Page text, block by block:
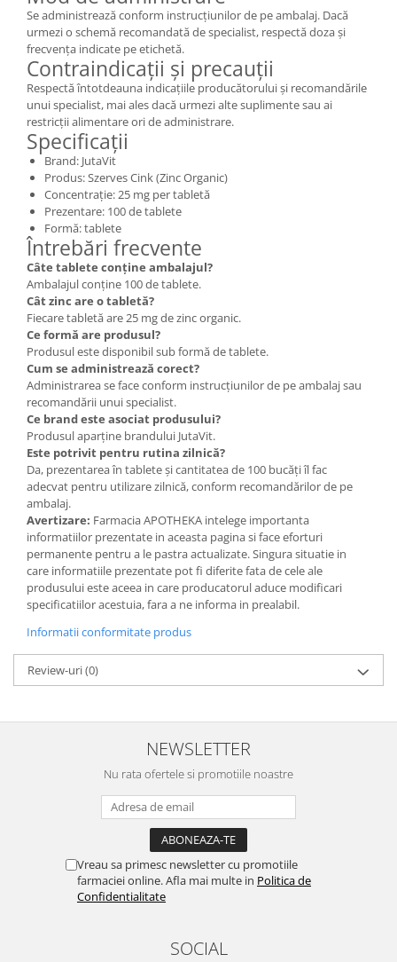
Se administrează conform instrucțiunilor de pe ambalaj. Dacă
urmezi o schemă recomandată de specialist, respectă doza și
frecvența indicate pe etichetă.
Contraindicații și precauții
Respectă întotdeauna indicațiile producătorului și recomandările
unui specialist, mai ales dacă urmezi alte suplimente sau ai
restricții alimentare ori de administrare.
Specificații
Brand: JutaVit
Produs: Szerves Cink (Zinc Organic)
Concentrație: 25 mg per tabletă
Prezentare: 100 de tablete
Formă: tablete
Întrebări frecvente
Câte tablete conține ambalajul?
Ambalajul conține 100 de tablete.
Cât zinc are o tabletă?
Fiecare tabletă are 25 mg de zinc organic.
Ce formă are produsul?
Produsul este disponibil sub formă de tablete.
Cum se administrează corect?
Administrarea se face conform instrucțiunilor de pe ambalaj sau
recomandării unui specialist.
Ce brand este asociat produsului?
Produsul aparține brandului JutaVit.
Este potrivit pentru rutina zilnică?
Da, prezentarea în tablete și cantitatea de 100 bucăți îl fac
adecvat pentru utilizare zilnică, conform recomandărilor de pe
ambalaj.
Avertizare: Farmacia APOTHEKA intelege importanta
informatiilor prezentate in aceasta pagina si face eforturi
permanente pentru a le pastra actualizate. Singura situatie in
care informatiile prezentate pot fi diferite fata de cele ale
produsului este aceea in care producatorul aduce modificari
specificatiilor acestuia, fara a ne informa in prealabil.
Informatii conformitate produs
Review-uri(0)
NEWSLETTER
Nu rata ofertele si promotiile noastre
Vreau sa primesc newsletter cu promotiile
farmaciei online. Afla mai multe in Politica de
Confidentialitate
SOCIAL